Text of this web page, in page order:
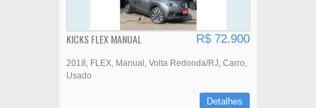
KICKS FLEX MANUAL R$ 72.900
2018 FLEX Manual Volta Redonda/RJ Carro
Usado
Detalhes